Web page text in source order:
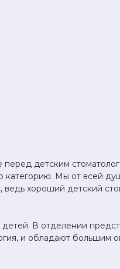
детским
Мы от всей
хороший детский
В отделении
и обладают